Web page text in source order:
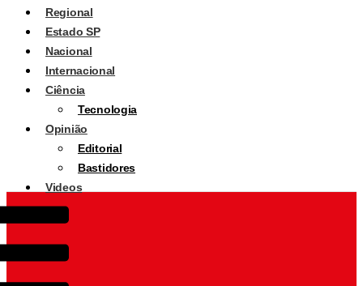
Regional
Estado SP
Nacional
Internacional
Ciência
Tecnologia
Opinião
Editorial
Bastidores
Videos